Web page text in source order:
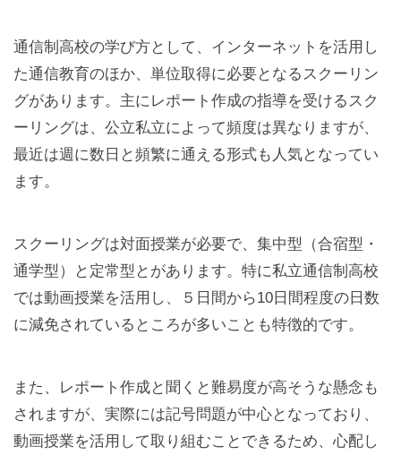
通信制高校の学び方として、インターネットを活用し
た通信教育のほか、単位取得に必要となるスクーリン
グがあります。主にレポート作成の指導を受けるスク
ーリングは、公立私立によって頻度は異なりますが、
最近は週に数日と頻繁に通える形式も人気となってい
ます。
スクーリングは対面授業が必要で、集中型（合宿型・
通学型）と定常型とがあります。特に私立通信制高校
では動画授業を活用し、５日間から10日間程度の日数
に減免されているところが多いことも特徴的です。
また、レポート作成と聞くと難易度が高そうな懸念も
されますが、実際には記号問題が中心となっており、
動画授業を活用して取り組むことできるため、心配し